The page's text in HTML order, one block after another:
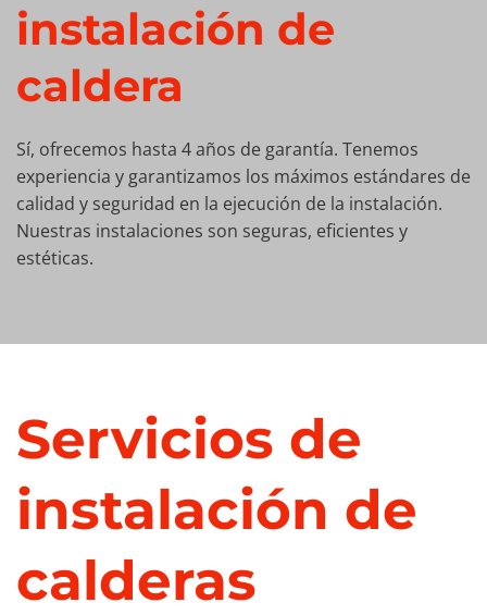
instalación de
caldera
Sí, ofrecemos hasta 4 años de garantía. Tenemos
experiencia y garantizamos los máximos estándares de
calidad y seguridad en la ejecución de la instalación.
Nuestras instalaciones son seguras, eficientes y
estéticas.
Servicios de
instalación de
calderas